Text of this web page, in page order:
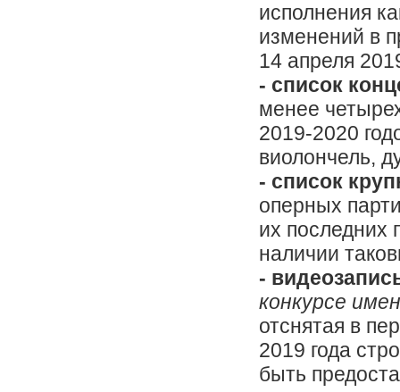
исполнения
изменений в
14 апреля
- список
менее
2019-2020
виолончель,
- список
оперных
их последних
наличии
-
конкурсе
отснятая в
2019 года
быть